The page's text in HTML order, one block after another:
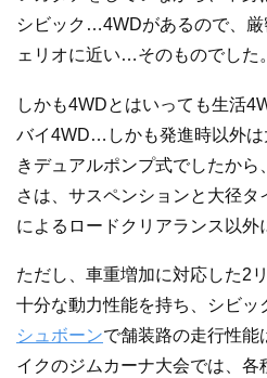
シビック…4WDがあるので、
ェリオに近い…そのものでした。
しかも4WDとはいっても生活
バイ4WD…しかも発進時以外
きデュアルポンプ式でしたか
さは、サスペンションと大径
によるロードクリアランス以外
ただし、車重増加に対応した2
十分な動力性能を持ち、シビッ
シュボーンで舗装路の走行性能
イクのジムカーナ大会では、